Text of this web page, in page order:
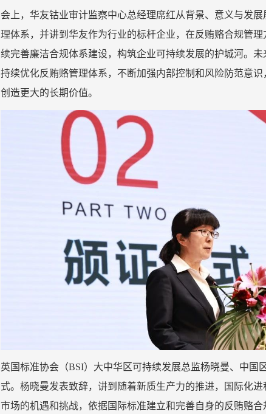
会上，华友钴业审计监察中心总经理席红从背景、意义与发展
理体系，并讲到华友作为行业的标杆企业，在反贿赂合规管
续完善廉洁合规体系建设，构筑企业可持续发展的护城河。未
持续优化反贿赂管理体系，不断加强内部控制和风险防范意
创造更大的长期价值。
英国标准协会（BSI）大中华区可持续发展总监杨晓曼、中国
式。杨晓曼发表致辞，讲到随着新质生产力的推进，国际化
市场的机遇和挑战，依据国际标准建立和完善自身的反贿赂